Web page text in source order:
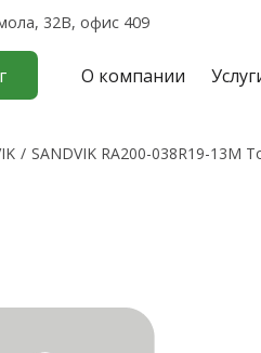
32В, офис 409
О компании
SANDVIK RA200-038R19-13M